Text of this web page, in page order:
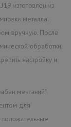
изготовлен из
металла.
вручную. После
обработки,
настройку и
мечтаний"
для